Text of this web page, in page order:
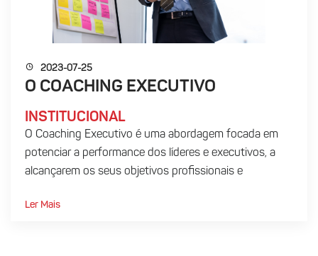
2023-07-25
O COACHING EXECUTIVO
INSTITUCIONAL
O Coaching Executivo é uma abordagem focada em
potenciar a performance dos líderes e executivos, a
alcançarem os seus objetivos profissionais e
Ler Mais